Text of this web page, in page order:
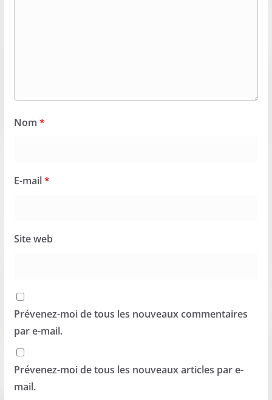
Nom *
E-mail*
Site web
Prévenez-moi de tous les nouveaux commentaires
par e-mail.
Prévenez-moi de tous les nouveaux articles par e-
mail.